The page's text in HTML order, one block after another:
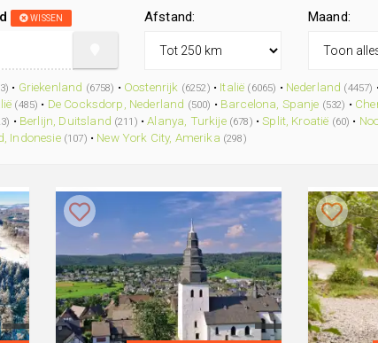
WISSEN Afstand: Maand:
• Griekenland (6758) • Oostenrijk (6252) • Italië (6065) • Nederland (4457) •
(485) • De Cocksdorp, Nederland (500) • Barcelona, Spanje (532) •
• Berlijn, Duitsland (211) •Alanya, Turkije (678) •Split, Kroatië (60) •
Indonesie (107) • New York City, Amerika (298)